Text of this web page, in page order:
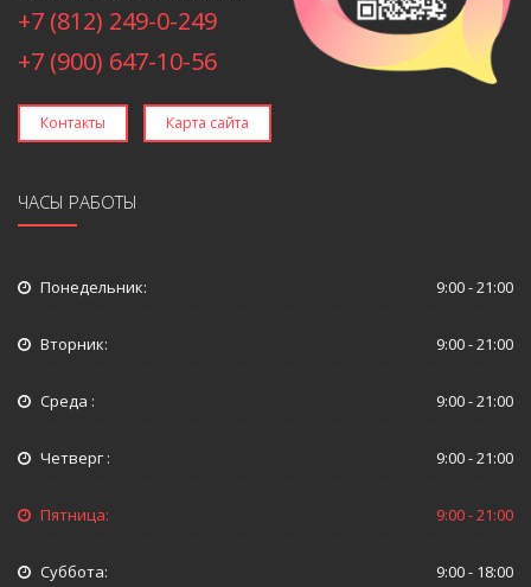
+7 (812) 249-0-249
+7 (900) 647-10-56
Контакты Карта сайта
ЧАСЫ РАБОТЫ
Понедельник: 9:00 - 21:00
Вторник: 9:00 - 21:00
Среда : 9:00 - 21:00
Четверг : 9:00 - 21:00
Пятница: 9:00 - 21:00
Суббота: 9:00 - 18:00